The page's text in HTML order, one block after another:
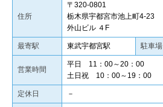
住所
〒320-0801
栃木県宇都宮市池上町4-23
外山ビル ４F
最寄駅 東武宇都宮駅 駐車場
営業時間
平日 11：00～20：00
土日祝 10：00～19：00
定休日 －